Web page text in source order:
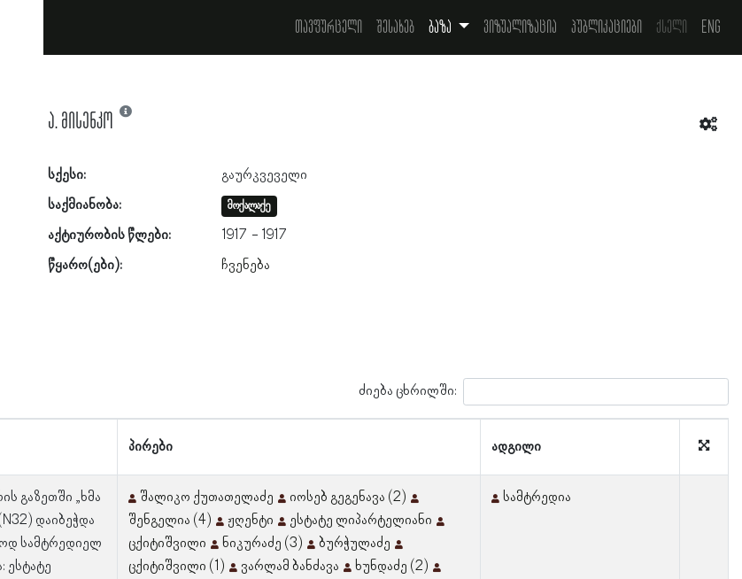
თავფურცელი შესახებ ბაზა ვიზუალიზაცია პუბლიკაციები ქსელი Eng
ა. მისენკო
სქესი:
გაურკვეველი
საქმიანობა:
მოქალაქე
აქტიურობის წლები: 1917
1917
წყარო(ები):
ჩვენება
ძიება ცხრილში:
პირები ადგილი
გაზეთში „ხმა
დაიბეჭდა
სამტრედიელ
ესტატე
შალიკო ქუთათელაძე
იოსებ გეგენავა (2)
შენგელია (4)
ჟღენტი
ესტატე ლიპარტელიანი
ცქიტიშვილი
ნიკურაძე (3)
ბურჭულაძე
ცქიტიშვილი (1)
ვარლამ ბანძავა
ხუნდაძე (2)
სამტრედია